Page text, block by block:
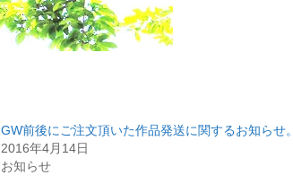
GW前後にご注文頂いた作品発送に関するお知らせ。
2016年4月14日
お知らせ